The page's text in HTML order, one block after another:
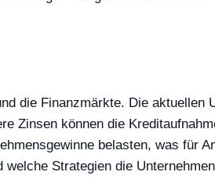
die Finanzmärkte. Die aktuellen
Zinsen können die
belasten, was für
Strategien die